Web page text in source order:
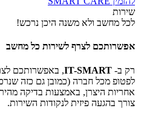
שירות
לכל מחשב ולא משנה היכן נרכש!
אפשרותכם לצרף לשירות כל מחשב
רק ב- IT-SMART, באפשרותכם
לפטופ מכל חברה (כמובן גם כזה
אחריות היצרן, באמצעות בדיקה
צורך בהגעה פיזית לנקודות השירות.